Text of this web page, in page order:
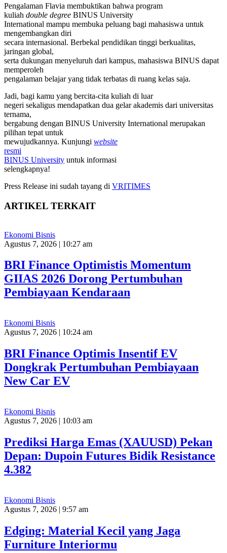
Pengalaman Flavia membuktikan bahwa program
kuliah double degree BINUS University
International mampu membuka peluang bagi mahasiswa untuk
mengembangkan diri
secara internasional. Berbekal pendidikan tinggi berkualitas,
jaringan global,
serta dukungan menyeluruh dari kampus, mahasiswa BINUS dapat
memperoleh
pengalaman belajar yang tidak terbatas di ruang kelas saja.
Jadi, bagi kamu yang bercita-cita kuliah di luar
negeri sekaligus mendapatkan dua gelar akademis dari universitas
ternama,
bergabung dengan BINUS University International merupakan
pilihan tepat untuk
mewujudkannya. Kunjungi website
resmi
BINUS University untuk informasi
selengkapnya!
Press Release ini sudah tayang di VRITIMES
ARTIKEL TERKAIT
Ekonomi Bisnis
Agustus 7, 2026 | 10:27 am
BRI Finance Optimistis Momentum
GIIAS 2026 Dorong Pertumbuhan
Pembiayaan Kendaraan
Ekonomi Bisnis
Agustus 7, 2026 | 10:24 am
BRI Finance Optimis Insentif EV
Dongkrak Pertumbuhan Pembiayaan
New Car EV
Ekonomi Bisnis
Agustus 7, 2026 | 10:03 am
Prediksi Harga Emas (XAUUSD) Pekan
Depan: Dupoin Futures Bidik Resistance
4.382
Ekonomi Bisnis
Agustus 7, 2026 | 9:57 am
Edging: Material Kecil yang Jaga
Furniture Interiormu